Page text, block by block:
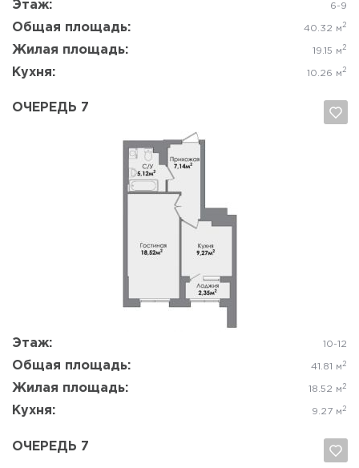
Этаж: 6-9
Общая площадь: 40.32 м 2
Жилая площадь: 19.15 м 2
Кухня: 10.26 м 2
ОЧЕРЕДЬ 7
Этаж: 10-12
Общая площадь: 41.81 м 2
Жилая площадь: 18.52 м 2
Кухня: 9.27 м 2
ОЧЕРЕДЬ 7